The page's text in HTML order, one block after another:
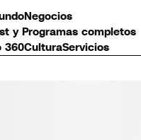
Negocios
y Programas completos
360CulturaServicios